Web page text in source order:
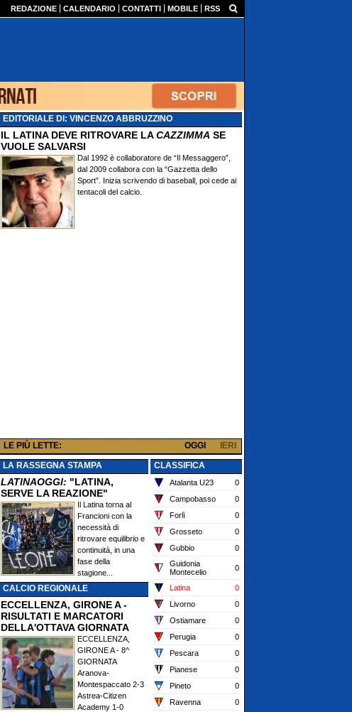
REDAZIONE CALENDARIO CONTATTI MOBILE RSS
EDITORIALE DI: VINCENZO ABBRUZZINO
IL LATINA DEVE RITROVARE LACAZZIMMA SE
VUOLE SALVARSI
Dal 1992 è collaboratore de “Il Messaggero”,
dal 2009 collabora con la “Gazzetta dello
Sport”. Inizia scrivendo di baseball, poi cede ai
tentacoli del calcio.
LE PIÙ LETTE: IERI
OGGI
LA RASSEGNA STAMPA
LATINAOGGI: "LATINA,
SERVE LA REAZIONE"
Il Latina torna al
Francioni con la
necessità di
ritrovare equilibrio e
continuità, in una
fase della
stagione...
CALCIO REGIONALE
ECCELLENZA, GIRONE A -
RISULTATI E MARCATORI
DELLA'OTTAVA GIORNATA
ECCELLENZA,
GIRONE A - 8^
GIORNATA
Aranova-
Montespaccato 2-3
Astrea-Citizen
Academy 1-0
CLASSIFICA
Atalanta U23
0
Campobasso
0
Forlì
0
Grosseto
0
Gubbio
0
Guidonia
Montecelio
0
Latina
0
Livorno
0
Ostiamare
0
Perugia
0
Pescara
0
Pianese
0
Pineto
0
Ravenna
0